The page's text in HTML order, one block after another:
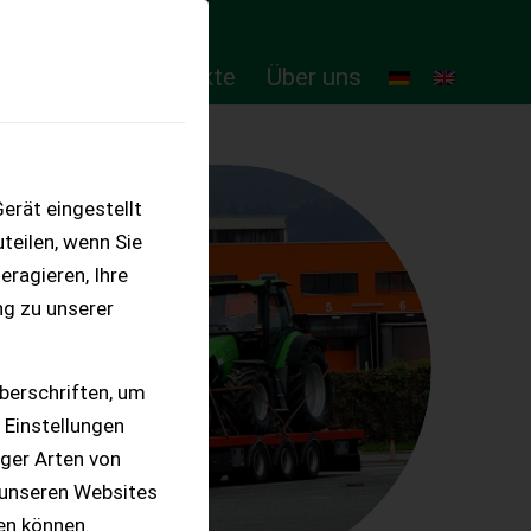
eingestellt
wenn Sie
Ihre
zu unserer
um
Arten von
Websites
können.
Online-Produkte Über uns